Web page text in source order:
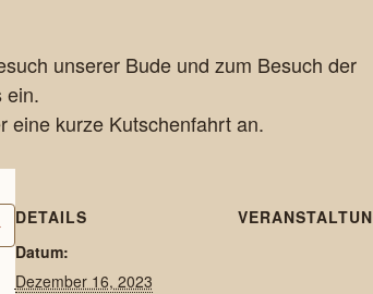
unserer Bude und zum Besuch der
ein.
eine kurze Kutschenfahrt an.
DETAILS
Datum:
Dezember 16, 2023